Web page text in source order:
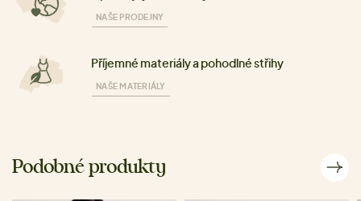
NAŠE PRODEJNY
Příjemné materiály a pohodlné střihy
NAŠE MATERIÁLY
Podobné produkty